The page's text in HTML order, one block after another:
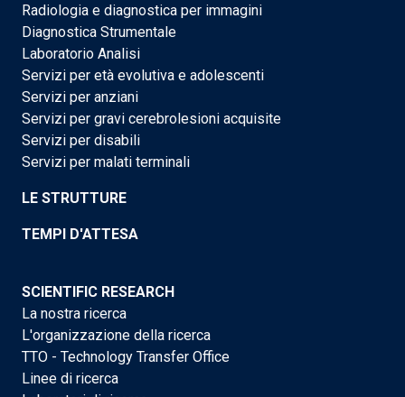
Radiologia e diagnostica per immagini
Diagnostica Strumentale
Laboratorio Analisi
Servizi per età evolutiva e adolescenti
Servizi per anziani
Servizi per gravi cerebrolesioni acquisite
Servizi per disabili
Servizi per malati terminali
LE STRUTTURE
TEMPI D'ATTESA
SCIENTIFIC RESEARCH
La nostra ricerca
L'organizzazione della ricerca
TTO - Technology Transfer Office
Linee di ricerca